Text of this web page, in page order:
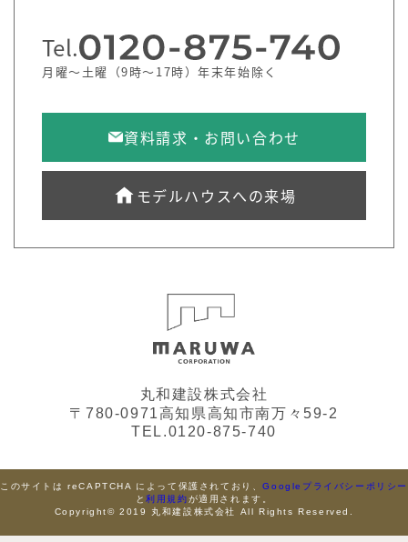
Tel.
月曜～土曜（9時～17時）年末年始除く
資料請求・お問い合わせ
モデルハウスへの来場
丸和建設株式会社
〒780-0971高知県高知市南万々59-2
TEL.0120-875-740
このサイトは reCAPTCHA によって保護されており、Googleプライバシーポリシー
と利用規約が適用されます。
Copyright© 2019 丸和建設株式会社 All Rights Reserved.